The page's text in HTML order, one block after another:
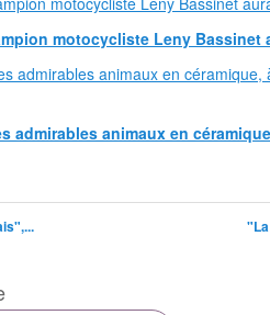
motocycliste Leny Bassinet
admirables animaux en